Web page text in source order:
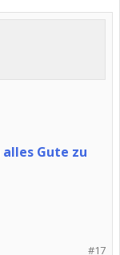
Gute zu
#17